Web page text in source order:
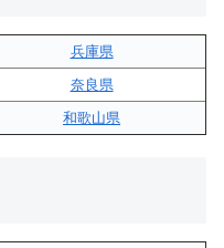
兵庫県
奈良県
和歌山県